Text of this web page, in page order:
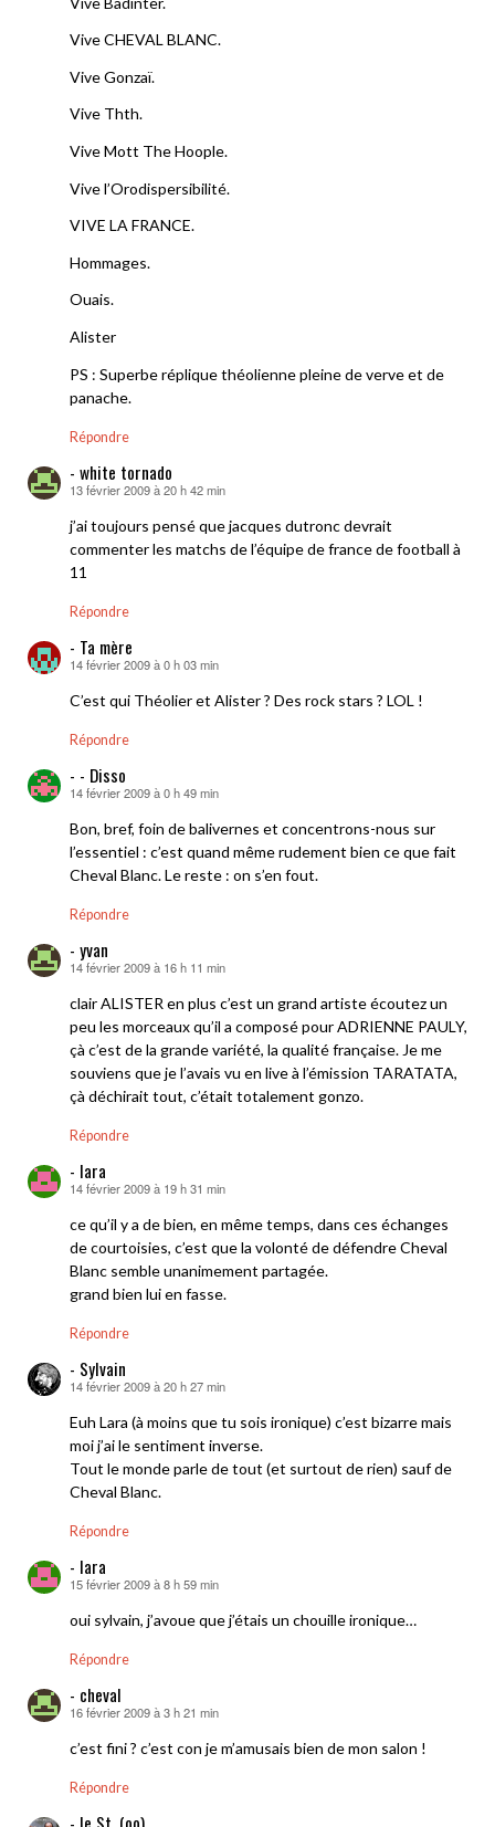
Vive CHEVAL BLANC.
Vive Gonzaï.
Vive Thth.
Vive Mott The Hoople.
Vive l’Orodispersibilité.
VIVE LA FRANCE.
Hommages.
Ouais.
Alister
PS : Superbe réplique théolienne pleine de verve et de
panache.
Répondre
- white tornado
dit :
13 février 2009 à 20 h 42 min
j’ai toujours pensé que jacques dutronc devrait
commenter les matchs de l’équipe de france de football à
11
Répondre
- Ta mère
dit :
14 février 2009 à 0 h 03 min
C’est qui Théolier et Alister ? Des rock stars ? LOL !
Répondre
- - Disso
dit :
14 février 2009 à 0 h 49 min
Bon, bref, foin de balivernes et concentrons-nous sur
l’essentiel : c’est quand même rudement bien ce que fait
Cheval Blanc. Le reste : on s’en fout.
Répondre
- yvan
dit :
14 février 2009 à 16 h 11 min
clair ALISTER en plus c’est un grand artiste écoutez un
peu les morceaux qu’il a composé pour ADRIENNE PAULY,
çà c’est de la grande variété, la qualité française. Je me
souviens que je l’avais vu en live à l’émission TARATATA,
çà déchirait tout, c’était totalement gonzo.
Répondre
- lara
dit :
14 février 2009 à 19 h 31 min
ce qu’il y a de bien, en même temps, dans ces échanges
de courtoisies, c’est que la volonté de défendre Cheval
Blanc semble unanimement partagée.
grand bien lui en fasse.
Répondre
- Sylvain
dit :
14 février 2009 à 20 h 27 min
Euh Lara (à moins que tu sois ironique) c’est bizarre mais
moi j’ai le sentiment inverse.
Tout le monde parle de tout (et surtout de rien) sauf de
Cheval Blanc.
Répondre
- lara
dit :
15 février 2009 à 8 h 59 min
oui sylvain, j’avoue que j’étais un chouille ironique…
Répondre
- cheval
dit :
16 février 2009 à 3 h 21 min
c’est fini ? c’est con je m’amusais bien de mon salon !
Répondre
- le St. (oo)